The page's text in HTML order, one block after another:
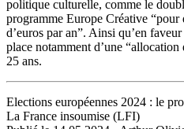
politique culturelle, comme le
programme Europe Créative
d’euros par an”. Ainsi qu’en
place notamment d’une
25 ans.
Elections européennes 2024 : le
La France insoumise (LFI)